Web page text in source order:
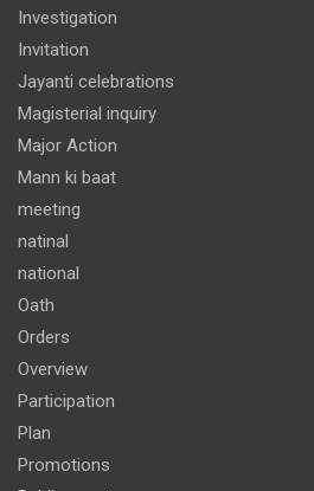
Investigation
Invitation
Jayanti celebrations
Magisterial inquiry
Major Action
Mann ki baat
meeting
natinal
national
Oath
Orders
Overview
Participation
Plan
Promotions